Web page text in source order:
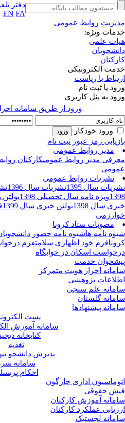
دفتر تلفن
EN FA
روابط عمومی
ویژه:
علمی
الکترونیکی
با ریاست
یا ثبت نام
به پنل کاربری
ورود از طريق سامانه
ورود خودکار
رمز عبور ثبت نام
مدیر روابط عمومی
مدیر روابط عمومیکارکنان
نشریات روابط عمومی
سال 1395
نشریات سال 1396
ویژه نامه سال تحصیلی 1398 بولتن
سال 1398
بولتن خبری سال 1399
مصوبات ستاد کرونا
نامه هاشیوه نامه حضور دانشجویان
فرم خود اظهاری سلامتفرم
اسکان در خوابگاه
خدمت
احراز هویت متمرکز
پژوهشی
علم سنجی
گلستان
پیشنهادها
پست
سامانه آموزش
کتابخانه
تغذیه
پذیرش دانشجو بین
سامانه سرو
احکام
اداری چارگون
حقوقی
آموزش کارکنان
عملکرد کارکنان
لجستیک